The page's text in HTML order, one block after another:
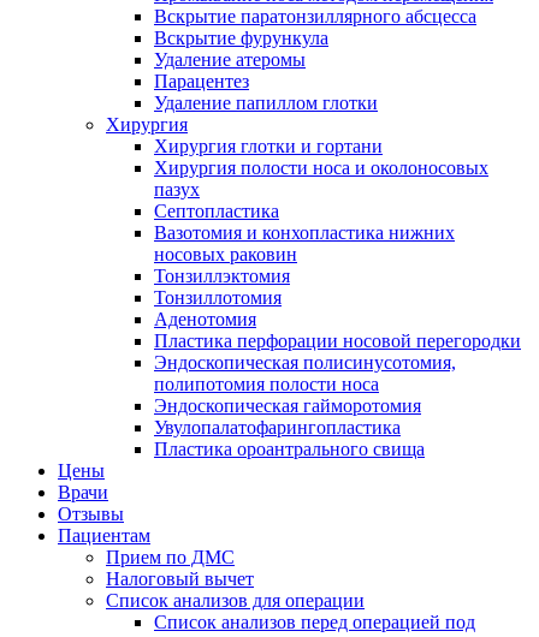
Вскрытие паратонзиллярного абсцесса
Вскрытие фурункула
Удаление атеромы
Парацентез
Удаление папиллом глотки
Хирургия
Хирургия глотки и гортани
Хирургия полости носа и околоносовых
пазух
Септопластика
Вазотомия и конхопластика нижних
носовых раковин
Тонзиллэктомия
Тонзиллотомия
Аденотомия
Пластика перфорации носовой перегородки
Эндоскопическая полисинусотомия,
полипотомия полости носа
Эндоскопическая гайморотомия
Увулопалатофарингопластика
Пластика ороантрального свища
Цены
Врачи
Отзывы
Пациентам
Прием по ДМС
Налоговый вычет
Список анализов для операции
Список анализов перед операцией под